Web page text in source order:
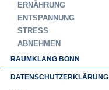
ERNÄHRUNG
ENTSPANNUNG
STRESS
ABNEHMEN
RAUMKLANG BONN
DATENSCHUTZERKLÄRUNG